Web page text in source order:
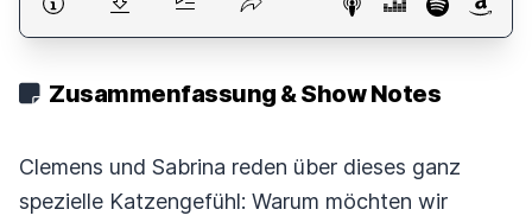
Zusammenfassung & Show Notes
Clemens und Sabrina reden über dieses ganz
spezielle Katzengefühl: Warum möchten wir